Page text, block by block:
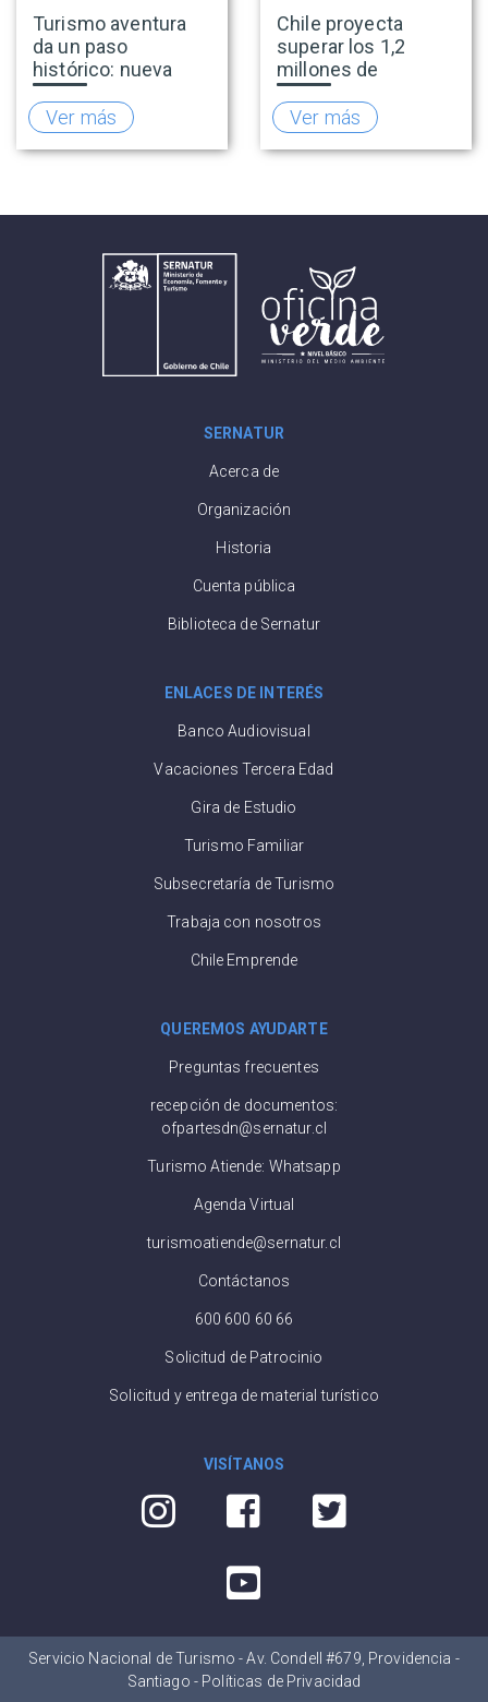
Turismo aventura
da un paso
histórico: nueva
normativa incorpora
el salto bungee y
refuerza
estándares de
Ver más
Chile proyecta
superar los 1,2
millones de
visitantes y
consolidarse como
la capital del
turismo de nieve del
Ver más
SERNATUR
Acerca de
Organización
Historia
Cuenta pública
Biblioteca de Sernatur
ENLACES DE INTERÉS
Banco Audiovisual
Vacaciones Tercera Edad
Gira de Estudio
Turismo Familiar
Subsecretaría de Turismo
Trabaja con nosotros
Chile Emprende
QUEREMOS AYUDARTE
Preguntas frecuentes
recepción de documentos:
ofpartesdn@sernatur.cl
Turismo Atiende: Whatsapp
Agenda Virtual
turismoatiende@sernatur.cl
Contáctanos
600 600 60 66
Solicitud de Patrocinio
Solicitud y entrega de material turístico
VISÍTANOS
Servicio Nacional de Turismo - Av. Condell #679, Providencia -
Santiago - Políticas de Privacidad